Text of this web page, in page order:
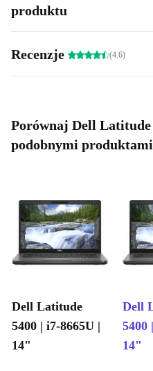
produktu
Recenzje (4.6)
Porównaj Dell Latitude
podobnymi produktami
Dell Latitude
5400 | i7-8665U |
14"
Dell
5400
14"